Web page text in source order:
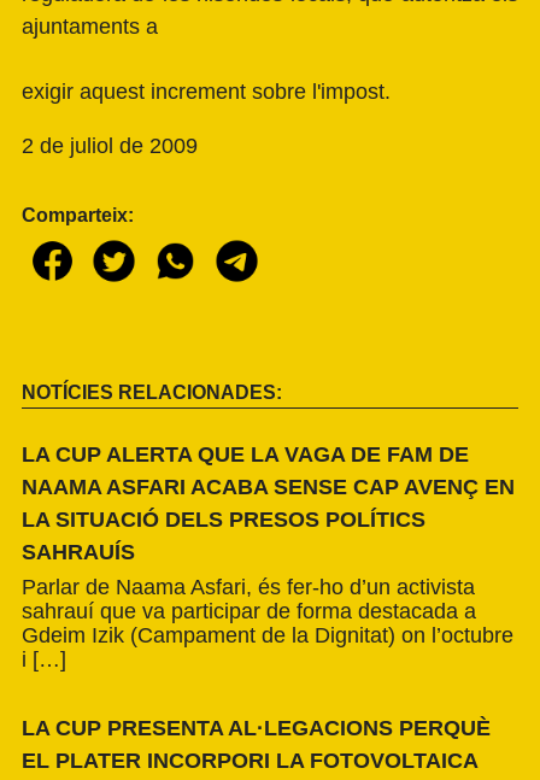
ajuntaments a
exigir aquest increment sobre l'impost.
2 de juliol de 2009
Comparteix:
NOTÍCIES RELACIONADES:
LA CUP ALERTA QUE LA VAGA DE FAM DE
NAAMA ASFARI ACABA SENSE CAP AVENÇ EN
LA SITUACIÓ DELS PRESOS POLÍTICS
SAHRAUÍS
Parlar de Naama Asfari, és fer-ho d’un activista
sahrauí que va participar de forma destacada a
Gdeim Izik (Campament de la Dignitat) on l’octubre
i […]
LA CUP PRESENTA AL·LEGACIONS PERQUÈ
EL PLATER INCORPORI LA FOTOVOLTAICA